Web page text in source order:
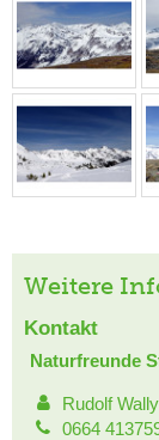
Weitere
Kontakt
Naturfreunde
Rudolf Wally
0664